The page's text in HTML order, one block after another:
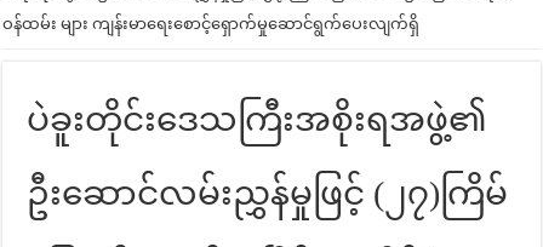
ဝန်ထမ်း များ ကျန်းမာရေးစောင့်ရှောက်မှုဆောင်ရွက်ပေးလျက်ရှိ
ပဲခူးတိုင်းဒေသကြီးအစိုးရအဖွဲ့၏
ဦးဆောင်လမ်းညွှန်မှုဖြင့် (၂၇)ကြိမ်